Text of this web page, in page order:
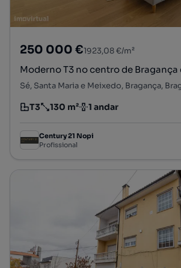
250 000 €1923,08 €/m²
Moderno T3 no
Sé, Santa Maria e Meixedo, Bragança,
Tipologia
T3
Preço por metro quadrado
130 m²
Andar 1 andar
Century 21 Nopi
Profissional